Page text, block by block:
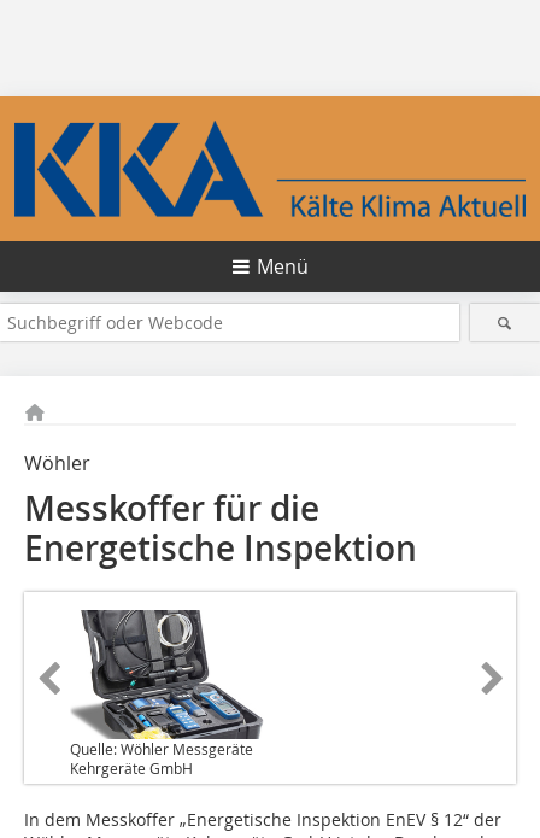
Menü
Wöhler
Messkoffer für die
Energetische Inspektion
Quelle: Wöhler Messgeräte
Kehrgeräte GmbH
In dem Messkoffer „Energetische Inspektion EnEV § 12“ der